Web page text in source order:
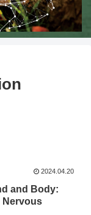
2024.04.20
and Body:
Nervous